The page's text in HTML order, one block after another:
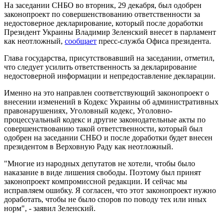
На заседании СНБО во вторник, 29 декабря, был одобрен
законопроект по совершенствованию ответственности за
недостоверное декларирование, который после доработки
Президент Украины Владимир Зеленский внесет в парламент
как неотложный, сообщает пресс-служба Офиса президента.
Глава государства, присутствовавший на заседании, отметил,
что следует усилить ответственность за декларирование
недостоверной информации и непредоставление декларации.
Именно на это направлен соответствующий законопроект о
внесении изменений в Кодекс Украины об административных
правонарушениях, Уголовный кодекс, Уголовно-
процессуальный кодекс и другие законодательные акты по
совершенствованию такой ответственности, который был
одобрен на заседании СНБО и после доработки будет внесен
президентом в Верховную Раду как неотложный.
"Многие из народных депутатов не хотели, чтобы было
наказание в виде лишения свободы. Поэтому был принят
законопроект компромиссной редакции. И сейчас мы
исправляем ошибку. Я согласен, что этот законопроект нужно
доработать, чтобы не было споров по поводу тех или иных
норм", - заявил Зеленский.